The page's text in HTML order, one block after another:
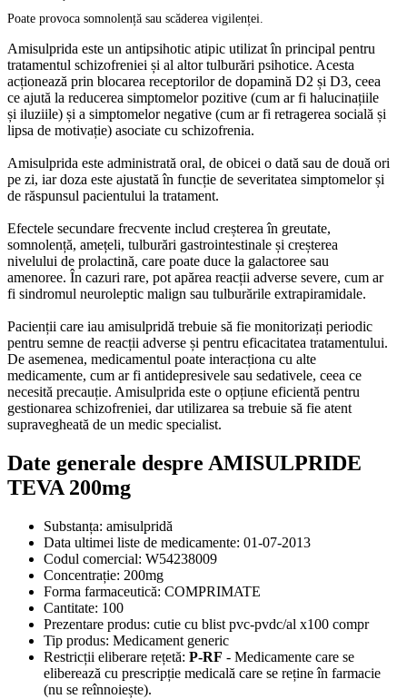
Poate provoca somnolență sau scăderea vigilenței.
Amisulprida este un antipsihotic atipic utilizat în principal pentru
tratamentul schizofreniei și al altor tulburări psihotice. Acesta
acționează prin blocarea receptorilor de dopamină D2 și D3, ceea
ce ajută la reducerea simptomelor pozitive (cum ar fi halucinațiile
și iluziile) și a simptomelor negative (cum ar fi retragerea socială și
lipsa de motivație) asociate cu schizofrenia.
Amisulprida este administrată oral, de obicei o dată sau de două ori
pe zi, iar doza este ajustată în funcție de severitatea simptomelor și
de răspunsul pacientului la tratament.
Efectele secundare frecvente includ creșterea în greutate,
somnolență, amețeli, tulburări gastrointestinale și creșterea
nivelului de prolactină, care poate duce la galactoree sau
amenoree. În cazuri rare, pot apărea reacții adverse severe, cum ar
fi sindromul neuroleptic malign sau tulburările extrapiramidale.
Pacienții care iau amisulpridă trebuie să fie monitorizați periodic
pentru semne de reacții adverse și pentru eficacitatea tratamentului.
De asemenea, medicamentul poate interacționa cu alte
medicamente, cum ar fi antidepresivele sau sedativele, ceea ce
necesită precauție. Amisulprida este o opțiune eficientă pentru
gestionarea schizofreniei, dar utilizarea sa trebuie să fie atent
supravegheată de un medic specialist.
Date generale despre AMISULPRIDE
TEVA 200mg
Substanța: amisulpridă
Data ultimei liste de medicamente: 01-07-2013
Codul comercial: W54238009
Concentrație: 200mg
Forma farmaceutică: COMPRIMATE
Cantitate: 100
Prezentare produs: cutie cu blist pvc-pvdc/al x100 compr
Tip produs: Medicament generic
Restricții eliberare rețetă: P-RF - Medicamente care se
eliberează cu prescripție medicală care se reține în farmacie
(nu se reînnoiește).